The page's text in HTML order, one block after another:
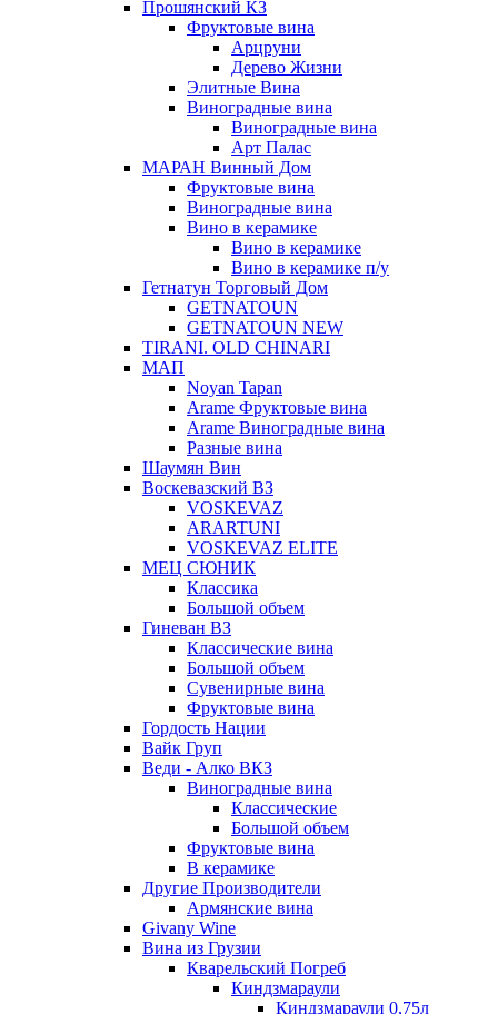
Прошянский КЗ
Фруктовые вина
Арцруни
Дерево Жизни
Элитные Вина
Виноградные вина
Виноградные вина
Арт Палас
МАРАН Винный Дом
Фруктовые вина
Виноградные вина
Вино в керамике
Вино в керамике
Вино в керамике п/у
Гетнатун Торговый Дом
GETNATOUN
GETNATOUN NEW
TIRANI. OLD CHINARI
МАП
Noyan Tapan
Arame Фруктовые вина
Arame Виноградные вина
Разные вина
Шаумян Вин
Воскевазский ВЗ
VOSKEVAZ
ARARTUNI
VOSKEVAZ ELITE
МЕЦ СЮНИК
Классика
Большой объем
Гиневан ВЗ
Классические вина
Большой объем
Сувенирные вина
Фруктовые вина
Гордость Нации
Вайк Груп
Веди - Алко ВКЗ
Виноградные вина
Классические
Большой объем
Фруктовые вина
В керамике
Другие Производители
Армянские вина
Givany Wine
Вина из Грузии
Кварельский Погреб
Киндзмараули
Киндзмараули 0,75л